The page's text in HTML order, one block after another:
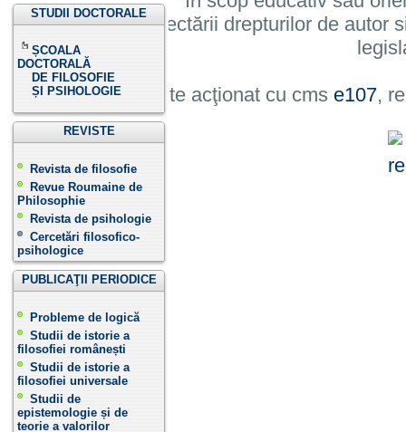
STUDII DOCTORALE
ȘCOALA
DOCTORALĂ
DE FILOSOFIE
ȘI PSIHOLOGIE
REVISTE
Revista de filosofie
Revue Roumaine de
Philosophie
Revista de psihologie
Cercetări filosofico-
psihologice
PUBLICAŢII PERIODICE
Probleme de logică
Studii de istorie a
filosofiei românești
Studii de istorie a
filosofiei universale
Studii de
epistemologie și de
teorie a valorilor
cu condiția respectării drepturilor de autor
Site acţionat cu cms e107,